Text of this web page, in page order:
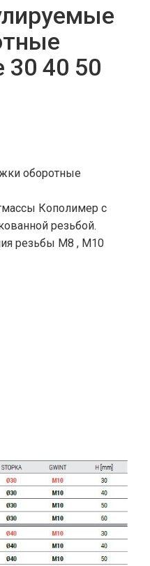
30 40 50
оборотные
Кополимер с
резьбой.
резьбы M8 , M10